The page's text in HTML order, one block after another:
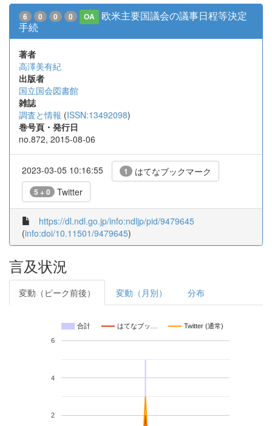
6 0 0 0 OA
欧米主要国議会の議事日程等決定
手続
著者
高澤美有紀
出版者
国立国会図書館
雑誌
調査と情報 (ISSN:13492098)
巻号頁・発行日
no.872, 2015-08-06
2023-03-05 10:16:55 1 はてなブックマーク
5 + 0 Twitter
https://dl.ndl.go.jp/info:ndljp/pid/9479645
(info:doi/10.11501/9479645)
言及状況
変動（ピーク前後） 変動（月別） 分布
合計 はてなブッ… Twitter (通常)
2
4
6